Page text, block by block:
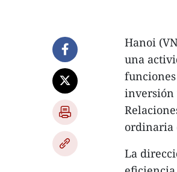
Hanoi
una
inversión
ordinaria
La